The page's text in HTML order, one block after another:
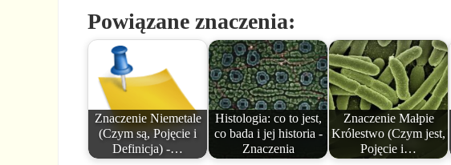
Powiązane znaczenia:
Znaczenie Niemetale
(Czym są, Pojęcie i
Definicja) -…
Histologia: co to jest,
co bada i jej historia -
Znaczenia
Znaczenie Małpie
Królestwo (Czym jest,
Pojęcie i…